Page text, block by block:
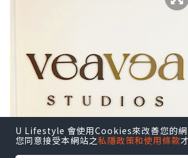
U Lifestyle 會使用Cookies來改善您的網
您同意接受本網站之私隱政策和使用條款